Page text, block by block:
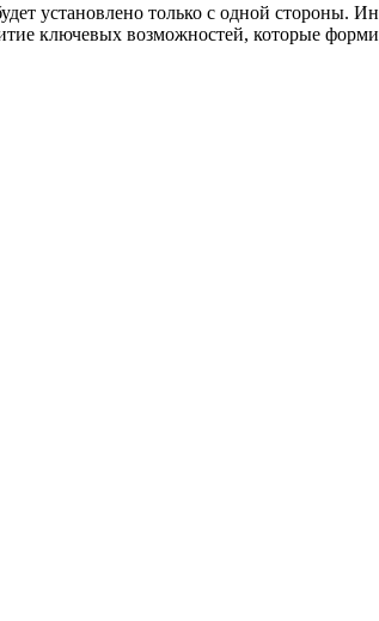
установлено только с одной стороны.
ключевых возможностей, которые